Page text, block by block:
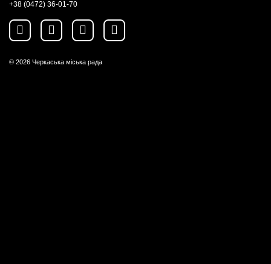
+38 (0472) 36-01-70
© 2026 Черкаська міська рада